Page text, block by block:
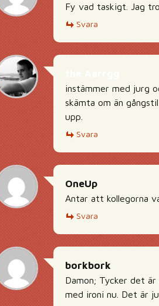
Fy vad taskigt. Jag
Svara
instämmer med jurg
skämta om än
upp.
Svara
OneUp
Antar att kollegorna
Svara
borkbork
Damon; Tycker det
med ironi nu. Det är